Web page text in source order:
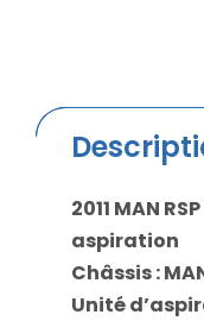
2011 MAN
aspiration
Châssis :
Unité